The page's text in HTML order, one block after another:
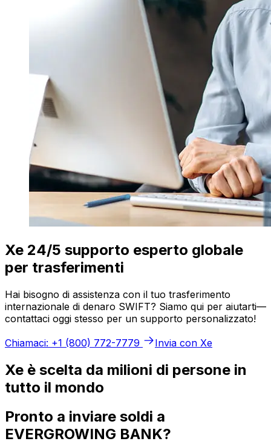
Xe 24/5 supporto esperto globale
per trasferimenti
Hai bisogno di assistenza con il tuo trasferimento
internazionale di denaro SWIFT? Siamo qui per aiutarti—
contattaci oggi stesso per un supporto personalizzato!
Chiamaci: +1 (800) 772-7779
Invia con Xe
Xe è scelta da milioni di persone in
tutto il mondo
Pronto a inviare soldi a
EVERGROWING BANK?